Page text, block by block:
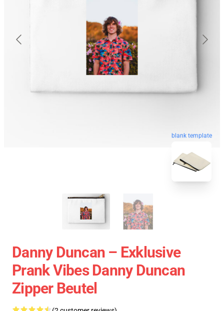
blank template
Danny Duncan – Exklusive
Prank Vibes Danny Duncan
Zipper Beutel